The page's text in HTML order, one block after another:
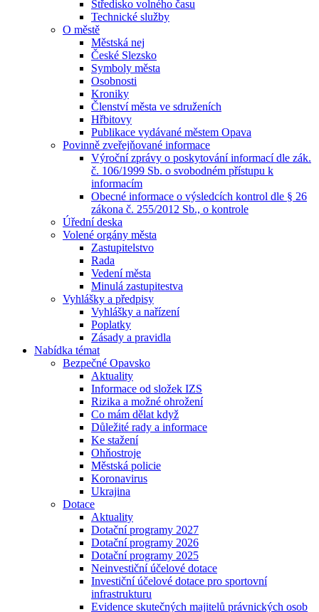
Středisko volného času
Technické služby
O městě
Městská nej
České Slezsko
Symboly města
Osobnosti
Kroniky
Členství města ve sdruženích
Hřbitovy
Publikace vydávané městem Opava
Povinně zveřejňované informace
Výroční zprávy o poskytování informací dle zák.
č. 106/1999 Sb. o svobodném přístupu k
informacím
Obecné informace o výsledcích kontrol dle § 26
zákona č. 255/2012 Sb., o kontrole
Úřední deska
Volené orgány města
Zastupitelstvo
Rada
Vedení města
Minulá zastupitestva
Vyhlášky a předpisy
Vyhlášky a nařízení
Poplatky
Zásady a pravidla
Nabídka témat
Bezpečné Opavsko
Aktuality
Informace od složek IZS
Rizika a možné ohrožení
Co mám dělat když
Důležité rady a informace
Ke stažení
Ohňostroje
Městská policie
Koronavirus
Ukrajina
Dotace
Aktuality
Dotační programy 2027
Dotační programy 2026
Dotační programy 2025
Neinvestiční účelové dotace
Investiční účelové dotace pro sportovní
infrastrukturu
Evidence skutečných majitelů právnických osob